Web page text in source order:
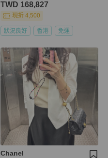
TWD 168,827
現折 4,500
狀況良好 香港 免運
Chanel